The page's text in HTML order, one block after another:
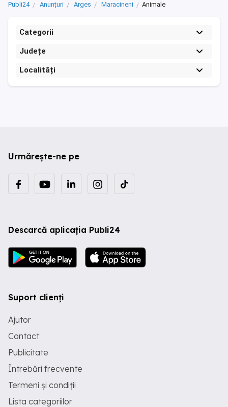
Publi24 Anunțuri Arges Maracineni Animale
Categorii
Județe
Localități
Urmărește-ne pe
Descarcă aplicația Publi24
Suport clienți
Ajutor
Contact
Publicitate
Întrebări frecvente
Termeni și condiții
Lista categoriilor